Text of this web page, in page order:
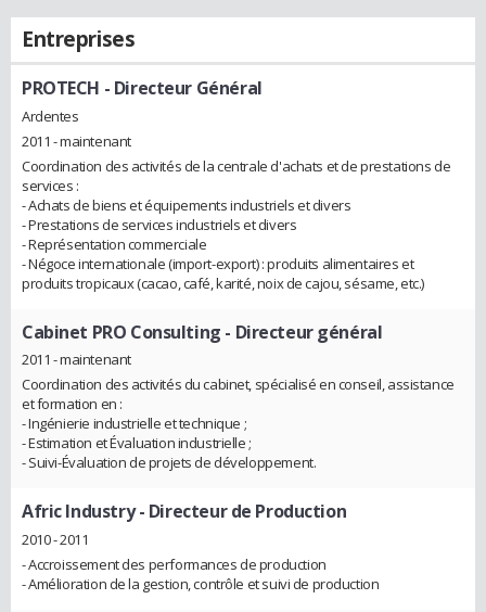
Entreprises
PROTECH - Directeur Général
Ardentes
2011 - maintenant
Coordination des activités de la centrale d'achats et de prestations de
services :
- Achats de biens et équipements industriels et divers
- Prestations de services industriels et divers
- Représentation commerciale
- Négoce internationale (import-export) : produits alimentaires et
produits tropicaux (cacao, café, karité, noix de cajou, sésame, etc.)
Cabinet PRO Consulting - Directeur général
2011 - maintenant
Coordination des activités du cabinet, spécialisé en conseil, assistance
et formation en :
- Ingénierie industrielle et technique ;
- Estimation et Évaluation industrielle ;
- Suivi-Évaluation de projets de développement.
Afric Industry- Directeur de Production
2010 - 2011
- Accroissement des performances de production
- Amélioration de la gestion, contrôle et suivi de production